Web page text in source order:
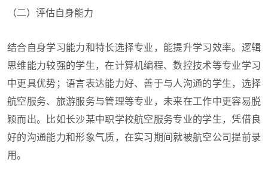
（二）评估自身能力
结合自身学习能力和特长选择专业，能提升学习效率。逻辑
思维能力较强的学生，在计算机编程、数控技术等专业学习
中更具优势；语言表达能力好、善于与人沟通的学生，选择
航空服务、旅游服务与管理等专业，未来在工作中更容易脱
颖而出。比如长沙某中职学校航空服务专业的学生，凭借良
好的沟通能力和形象气质，在实习期间就被航空公司提前录
用。